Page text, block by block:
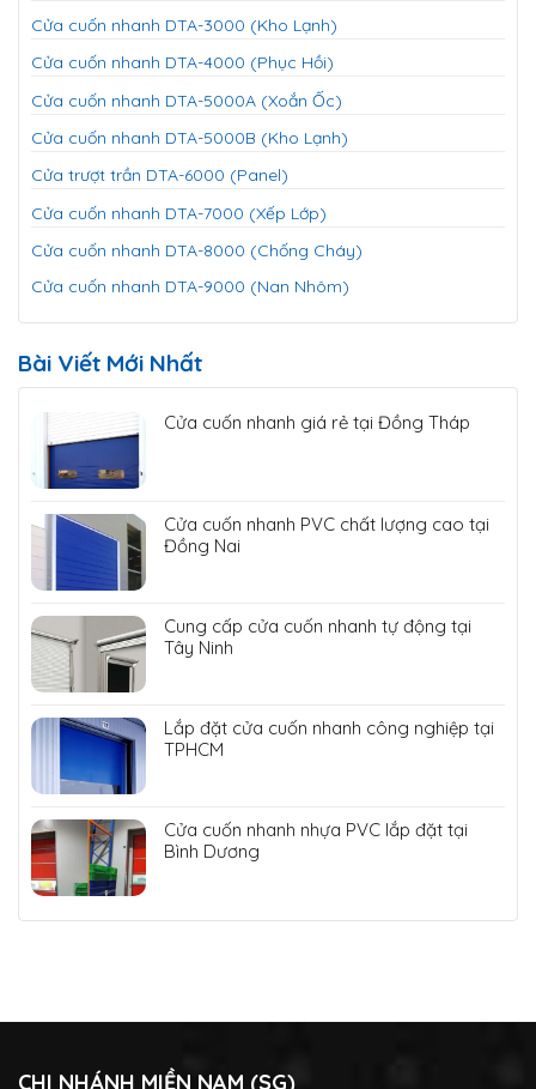
Cửa cuốn nhanh DTA-3000 (Kho Lạnh)
Cửa cuốn nhanh DTA-4000 (Phục Hồi)
Cửa cuốn nhanh DTA-5000A (Xoắn Ốc)
Cửa cuốn nhanh DTA-5000B (Kho Lạnh)
Cửa trượt trần DTA-6000 (Panel)
Cửa cuốn nhanh DTA-7000 (Xếp Lớp)
Cửa cuốn nhanh DTA-8000 (Chống Cháy)
Cửa cuốn nhanh DTA-9000 (Nan Nhôm)
Bài Viết Mới Nhất
Cửa cuốn nhanh giá rẻ tại Đồng Tháp
Cửa cuốn nhanh PVC chất lượng cao tại
Đồng Nai
Cung cấp cửa cuốn nhanh tự động tại
Tây Ninh
Lắp đặt cửa cuốn nhanh công nghiệp tại
TPHCM
Cửa cuốn nhanh nhựa PVC lắp đặt tại
Bình Dương
CHI NHÁNH MIỀN NAM (SG)